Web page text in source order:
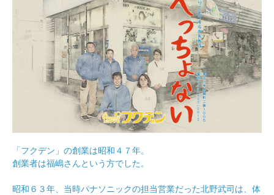
「フクデン」の創業は昭和４７年。
創業者は福嶋さんという方でした。
昭和６３年、当時パナソニックの担当営業だった北野武司は、体